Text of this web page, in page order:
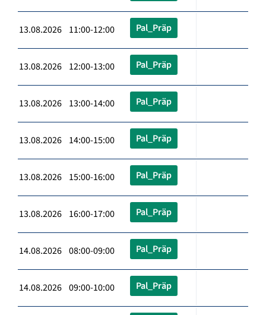
13.08.2026 11:00-12:00 Pal_Präp
13.08.2026 12:00-13:00 Pal_Präp
13.08.2026 13:00-14:00 Pal_Präp
13.08.2026 14:00-15:00 Pal_Präp
13.08.2026 15:00-16:00 Pal_Präp
13.08.2026 16:00-17:00 Pal_Präp
14.08.2026 08:00-09:00 Pal_Präp
14.08.2026 09:00-10:00 Pal_Präp